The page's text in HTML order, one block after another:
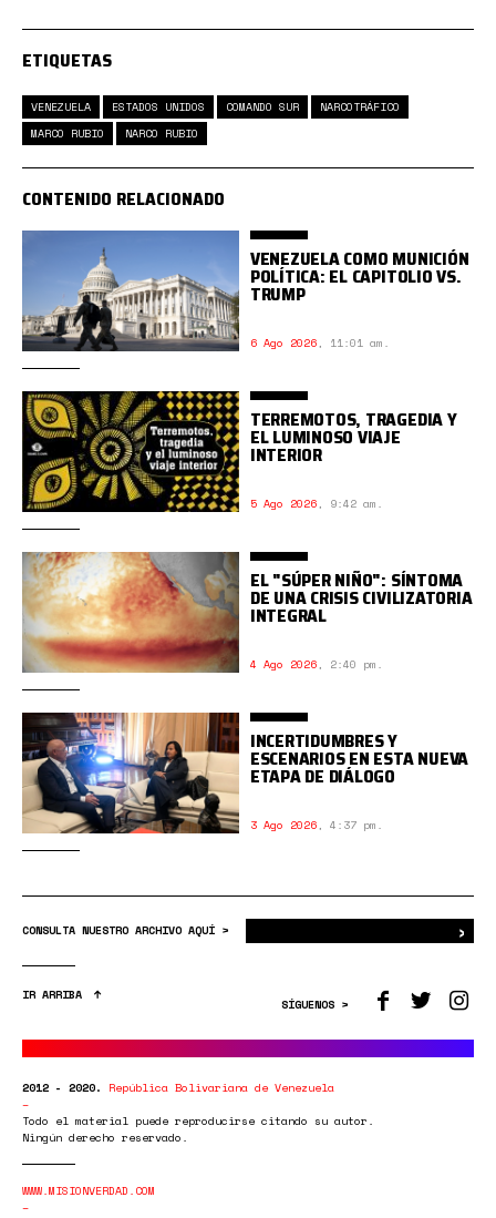
ETIQUETAS
VENEZUELA ESTADOS UNIDOS COMANDO SUR
NARCOTRÁFICO
MARCO RUBIO
NARCO RUBIO
CONTENIDO RELACIONADO
VENEZUELA COMO MUNICIÓN
POLÍTICA: EL CAPITOLIO VS.
TRUMP
6 Ago 2026, 11:01 am.
TERREMOTOS, TRAGEDIA Y
EL LUMINOSO VIAJE
INTERIOR
5 Ago 2026, 9:42 am.
EL "SÚPER NIÑO": SÍNTOMA
DE UNA CRISIS CIVILIZATORIA
INTEGRAL
4 Ago 2026, 2:40 pm.
INCERTIDUMBRES Y
ESCENARIOS EN ESTA NUEVA
ETAPA DE DIÁLOGO
3 Ago 2026, 4:37 pm.
CONSULTA NUESTRO ARCHIVO AQUÍ > ›
IR ARRIBA
SÍGUENOS >
2012 - 2020. República Bolivariana de Venezuela
Todo el material puede reproducirse citando su autor.
Ningún derecho reservado.
WWW.MISIONVERDAD.COM